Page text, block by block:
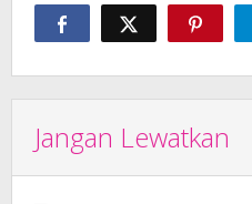
Jangan Lewatkan